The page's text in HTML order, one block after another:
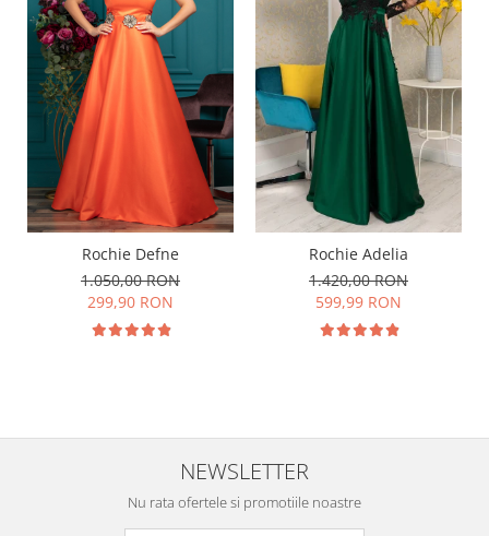
Rochie Defne
1.050,00 RON
299,90 RON
Rochie Adelia
1.420,00 RON
599,99 RON
NEWSLETTER
Nu rata ofertele si promotiile noastre